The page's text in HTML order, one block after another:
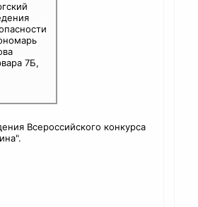
7Б,
Всероссийского конкурса